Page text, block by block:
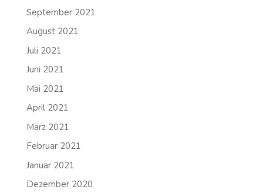
September 2021
August 2021
Juli 2021
Juni 2021
Mai 2021
April 2021
März 2021
Februar 2021
Januar 2021
Dezember 2020